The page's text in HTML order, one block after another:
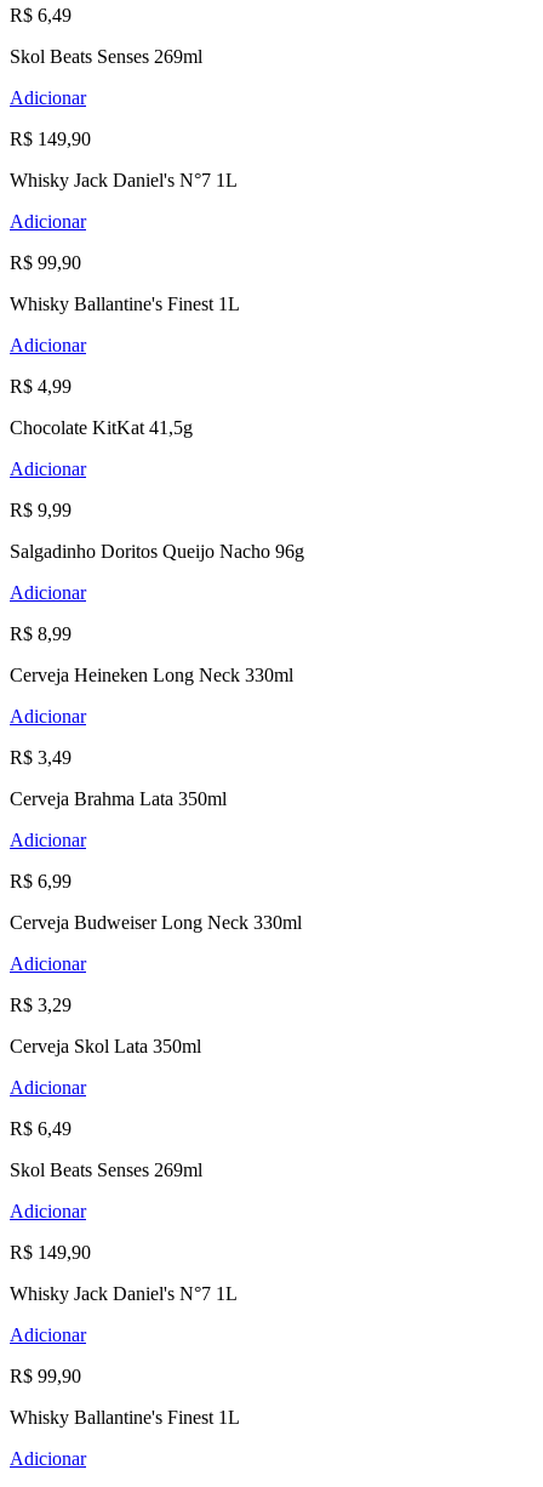
R$ 6,49
Skol Beats Senses 269ml
Adicionar
R$ 149,90
Whisky Jack Daniel's N°7 1L
Adicionar
R$ 99,90
Whisky Ballantine's Finest 1L
Adicionar
R$ 4,99
Chocolate KitKat 41,5g
Adicionar
R$ 9,99
Salgadinho Doritos Queijo Nacho 96g
Adicionar
R$ 8,99
Cerveja Heineken Long Neck 330ml
Adicionar
R$ 3,49
Cerveja Brahma Lata 350ml
Adicionar
R$ 6,99
Cerveja Budweiser Long Neck 330ml
Adicionar
R$ 3,29
Cerveja Skol Lata 350ml
Adicionar
R$ 6,49
Skol Beats Senses 269ml
Adicionar
R$ 149,90
Whisky Jack Daniel's N°7 1L
Adicionar
R$ 99,90
Whisky Ballantine's Finest 1L
Adicionar